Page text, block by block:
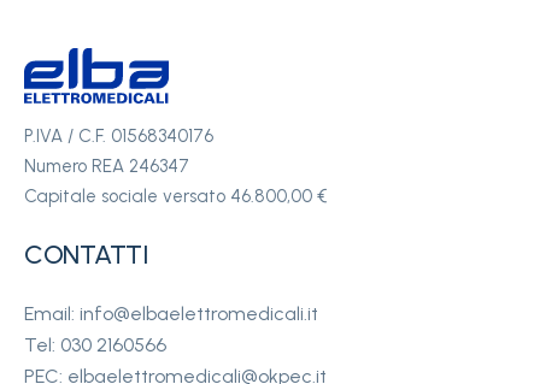
P.IVA / C.F. 01568340176
Numero REA 246347
Capitale sociale versato 46.800,00 €
CONTATTI
Email: info@elbaelettromedicali.it
Tel: 030 2160566
PEC: elbaelettromedicali@okpec.it